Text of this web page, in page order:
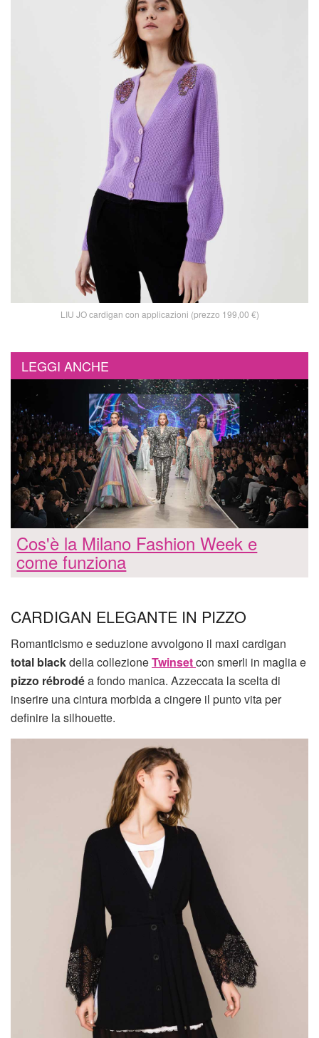
LIU JO cardigan con applicazioni (prezzo 199,00 €)
LEGGI ANCHE
Cos'è la Milano Fashion Week e
come funziona
CARDIGAN ELEGANTE IN PIZZO
Romanticismo e seduzione avvolgono il maxi cardigan
total blackdella collezioneTwinsetcon smerli in maglia e
pizzo rébrodéa fondo manica. Azzeccata la scelta di
inserire una cintura morbida a cingere il punto vita per
definire la silhouette.